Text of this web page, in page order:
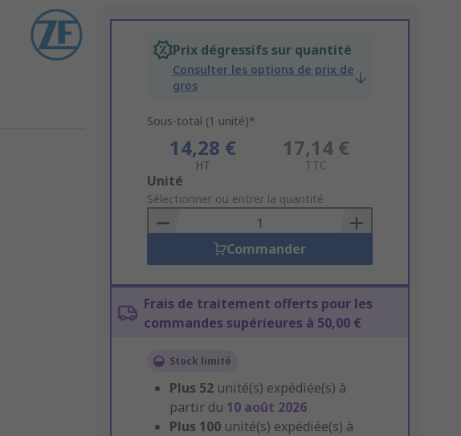
Prix dégressifs sur quantité
Consulter les options de prix de
gros
Sous-total (1 unité)*
14,28 €
HT
17,14 €
TTC
Add
to
Basket
Unité
Sélectionner ou entrer la quantité
Commander
Frais de traitement offerts pour les
commandes supérieures à 50,00 €
Stock limité
Plus 52 unité(s) expédiée(s) à
partir du 10 août 2026
Plus 100 unité(s) expédiée(s) à